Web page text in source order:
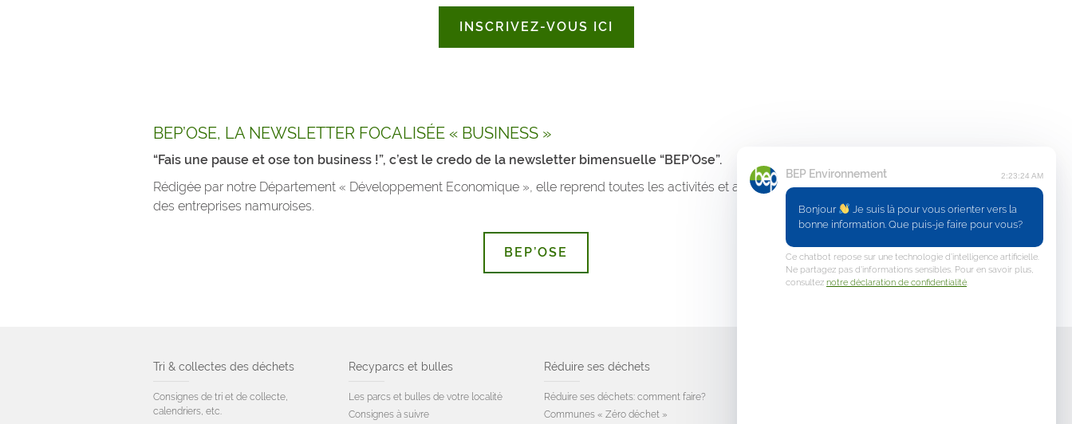
INSCRIVEZ-VOUS ICI
BEP’OSE, LA NEWSLETTER FOCALISÉE « BUSINESS »
“Fais une pause et ose ton business !”, c’est le credo de la newsletter bimensuelle “BEP’Ose”.
Rédigée par notre Département « Développement Economique », elle reprend toutes les activités et actualités du BEP à destination
des entreprises namuroises.
BEP’OSE
Tri & collectes des déchets
Consignes de tri et de collecte,
calendriers, etc.
Recyparcs et bulles
Les parcs et bulles de votre localité
Consignes à suivre
Réduire ses déchets
Réduire ses déchets: comment faire?
Communes « Zéro déchet »
BEP Environnement 2:23:24 AM
Bonjour
Je suis là pour vous orienter vers la
bonne information. Que puis-je faire pour vous?
Ce chatbot repose sur une technologie d’intelligence artificielle.
Ne partagez pas d’informations sensibles. Pour en savoir plus,
consultez notre déclaration de confidentialité.